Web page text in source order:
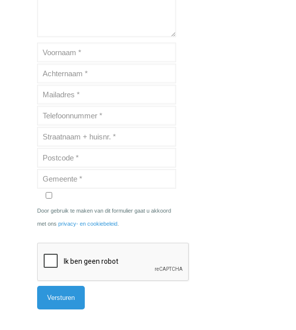
Door gebruik te maken van dit formulier gaat u akkoord
met onsprivacy- en cookiebeleid